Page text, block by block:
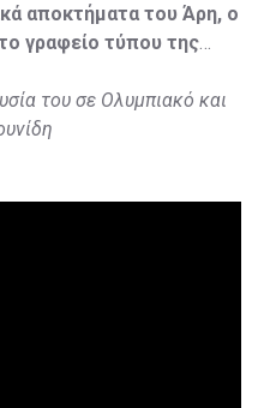
αποκτήματα του Άρη, ο
γραφείο τύπου της
του σε Ολυμπιακό και